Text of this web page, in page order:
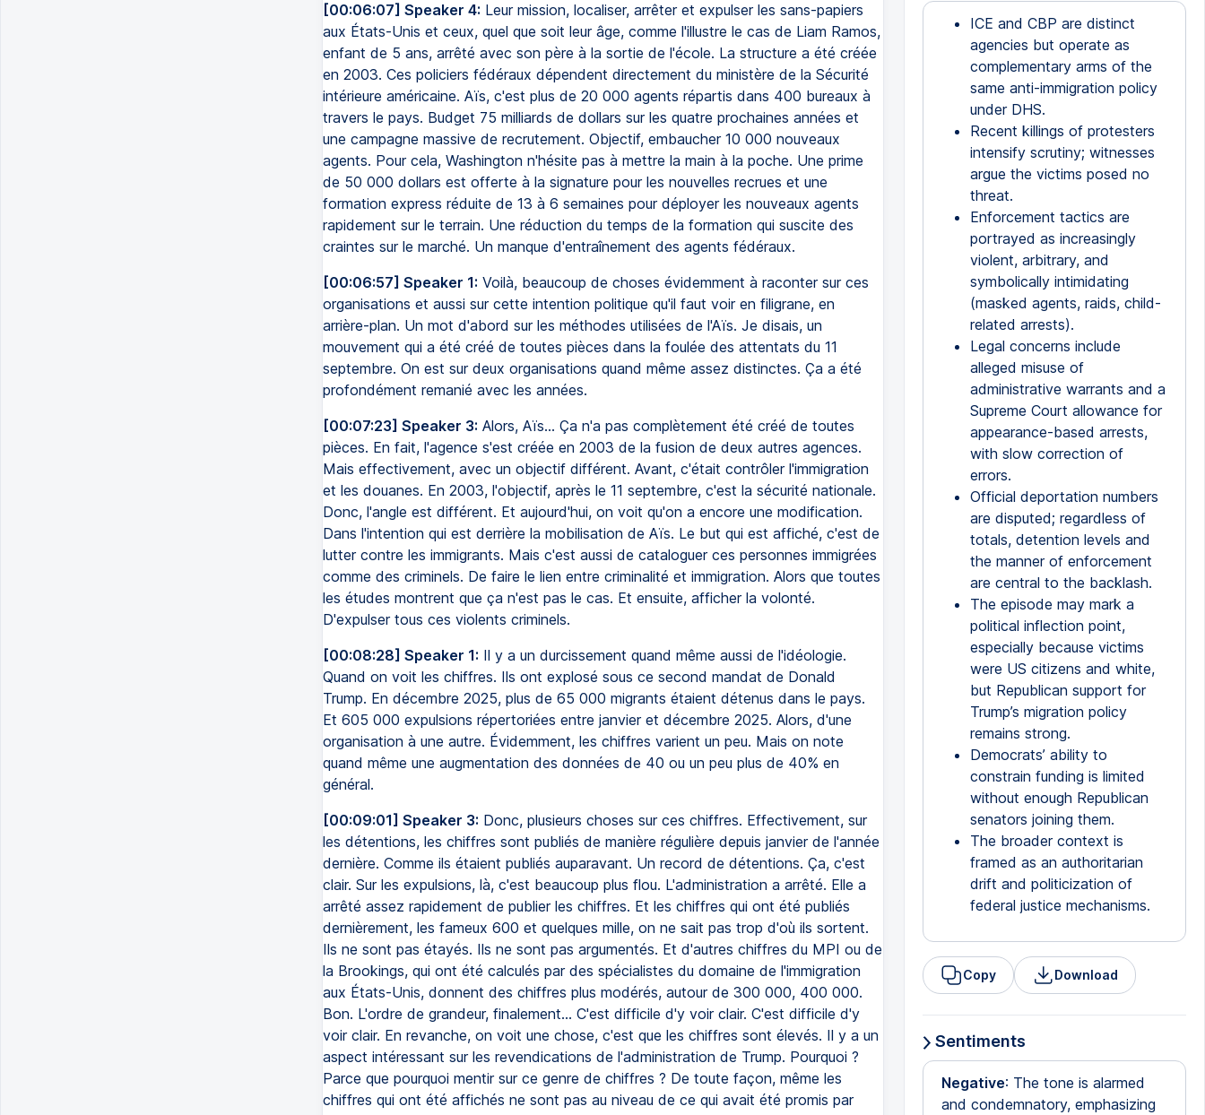
[00:06:07] Speaker 4: Leur mission, localiser, arrêter et expulser les sans-papiers
aux États-Unis et ceux, quel que soit leur âge, comme l'illustre le cas de Liam Ramos,
enfant de 5 ans, arrêté avec son père à la sortie de l'école. La structure a été créée
en 2003. Ces policiers fédéraux dépendent directement du ministère de la Sécurité
intérieure américaine. Aïs, c'est plus de 20 000 agents répartis dans 400 bureaux à
travers le pays. Budget 75 milliards de dollars sur les quatre prochaines années et
une campagne massive de recrutement. Objectif, embaucher 10 000 nouveaux
agents. Pour cela, Washington n'hésite pas à mettre la main à la poche. Une prime
de 50 000 dollars est offerte à la signature pour les nouvelles recrues et une
formation express réduite de 13 à 6 semaines pour déployer les nouveaux agents
rapidement sur le terrain. Une réduction du temps de la formation qui suscite des
craintes sur le marché. Un manque d'entraînement des agents fédéraux.
[00:06:57] Speaker 1: Voilà, beaucoup de choses évidemment à raconter sur ces
organisations et aussi sur cette intention politique qu'il faut voir en filigrane, en
arrière-plan. Un mot d'abord sur les méthodes utilisées de l'Aïs. Je disais, un
mouvement qui a été créé de toutes pièces dans la foulée des attentats du 11
septembre. On est sur deux organisations quand même assez distinctes. Ça a été
profondément remanié avec les années.
[00:07:23] Speaker 3: Alors, Aïs... Ça n'a pas complètement été créé de toutes
pièces. En fait, l'agence s'est créée en 2003 de la fusion de deux autres agences.
Mais effectivement, avec un objectif différent. Avant, c'était contrôler l'immigration
et les douanes. En 2003, l'objectif, après le 11 septembre, c'est la sécurité nationale.
Donc, l'angle est différent. Et aujourd'hui, on voit qu'on a encore une modification.
Dans l'intention qui est derrière la mobilisation de Aïs. Le but qui est affiché, c'est de
lutter contre les immigrants. Mais c'est aussi de cataloguer ces personnes immigrées
comme des criminels. De faire le lien entre criminalité et immigration. Alors que toutes
les études montrent que ça n'est pas le cas. Et ensuite, afficher la volonté.
D'expulser tous ces violents criminels.
[00:08:28] Speaker 1: Il y a un durcissement quand même aussi de l'idéologie.
Quand on voit les chiffres. Ils ont explosé sous ce second mandat de Donald
Trump. En décembre 2025, plus de 65 000 migrants étaient détenus dans le pays.
Et 605 000 expulsions répertoriées entre janvier et décembre 2025. Alors, d'une
organisation à une autre. Évidemment, les chiffres varient un peu. Mais on note
quand même une augmentation des données de 40 ou un peu plus de 40% en
général.
[00:09:01] Speaker 3: Donc, plusieurs choses sur ces chiffres. Effectivement, sur
les détentions, les chiffres sont publiés de manière régulière depuis janvier de l'année
dernière. Comme ils étaient publiés auparavant. Un record de détentions. Ça, c'est
clair. Sur les expulsions, là, c'est beaucoup plus flou. L'administration a arrêté. Elle a
arrêté assez rapidement de publier les chiffres. Et les chiffres qui ont été publiés
dernièrement, les fameux 600 et quelques mille, on ne sait pas trop d'où ils sortent.
Ils ne sont pas étayés. Ils ne sont pas argumentés. Et d'autres chiffres du MPI ou de
la Brookings, qui ont été calculés par des spécialistes du domaine de l'immigration
aux États-Unis, donnent des chiffres plus modérés, autour de 300 000, 400 000.
Bon. L'ordre de grandeur, finalement... C'est difficile d'y voir clair. C'est difficile d'y
voir clair. En revanche, on voit une chose, c'est que les chiffres sont élevés. Il y a un
aspect intéressant sur les revendications de l'administration de Trump. Pourquoi ?
Parce que pourquoi mentir sur ce genre de chiffres ? De toute façon, même les
chiffres qui ont été affichés ne sont pas au niveau de ce qui avait été promis par
ICE and CBP are distinct
agencies but operate as
complementary arms of the
same anti-immigration policy
under DHS.
Recent killings of protesters
intensify scrutiny; witnesses
argue the victims posed no
threat.
Enforcement tactics are
portrayed as increasingly
violent, arbitrary, and
symbolically intimidating
(masked agents, raids, child-
related arrests).
Legal concerns include
alleged misuse of
administrative warrants and a
Supreme Court allowance for
appearance-based arrests,
with slow correction of
errors.
Official deportation numbers
are disputed; regardless of
totals, detention levels and
the manner of enforcement
are central to the backlash.
The episode may mark a
political inflection point,
especially because victims
were US citizens and white,
but Republican support for
Trump’s migration policy
remains strong.
Democrats’ ability to
constrain funding is limited
without enough Republican
senators joining them.
The broader context is
framed as an authoritarian
drift and politicization of
federal justice mechanisms.
Copy Download
Sentiments
Negative: The tone is alarmed
and condemnatory, emphasizing